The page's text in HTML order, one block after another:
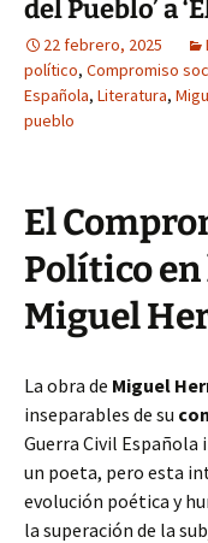
del Pueblo’ a
22 febrero, 2025
político, Compromiso
Española, Literatura,
pueblo
El
Político en
Miguel
La obra de Miguel
inseparables de su
Guerra Civil
un poeta, pero esta
evolución poética y
la superación de la